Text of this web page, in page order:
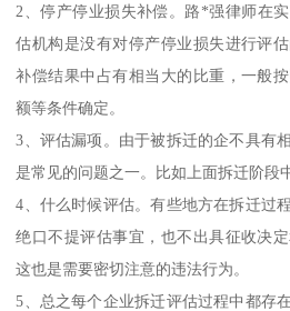
2、停产停业损失补偿。路*强律师在
估机构是没有对停产停业损失进行评
补偿结果中占有相当大的比重，一般
额等条件确定。
3、评估漏项。由于被拆迁的企不具有
是常见的问题之一。比如上面拆迁阶段
4、什么时候评估。有些地方在拆迁过
绝口不提评估事宜，也不出具征收决
这也是需要密切注意的违法行为。
5、总之每个企业拆迁评估过程中都存